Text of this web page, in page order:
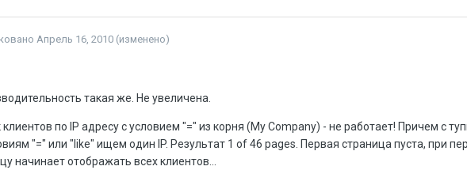
Апрель 16, 2010 (изменено)
такая же. Не увеличена.
клиентов по IP адресу с условием "=" из корня (My Company) - не работает! Причем с
"=" или "like" ищем один IP. Результат 1 of 46 pages. Первая страница пуста, при
начинает отображать всех клиентов...